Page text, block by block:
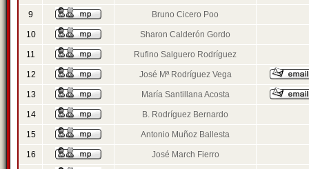
9 Bruno Cicero Poo
10 Sharon Calderón Gordo
11 Rufino Salguero Rodríguez
12 José Mª Rodríguez Vega
13 María Santillana Acosta
14 B. Rodríguez Bernardo
15 Antonio Muñoz Ballesta
16 José March Fierro